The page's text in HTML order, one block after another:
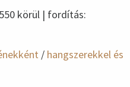
körül | fordítás:
/ hangszerekkel és